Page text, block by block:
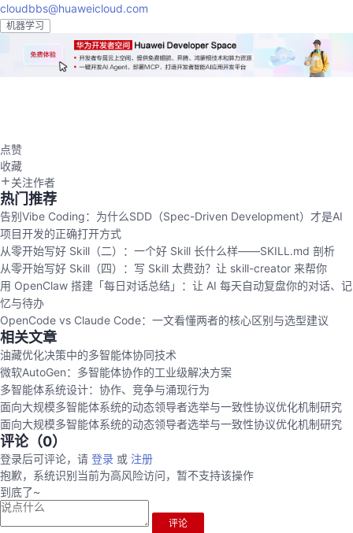
cloudbbs@huaweicloud.com
机器学习
点赞
收藏
关注作者
热门推荐
告别Vibe Coding：为什么SDD（Spec-Driven Development）才是AI
项目开发的正确打开方式
从零开始写好 Skill（二）：一个好 Skill 长什么样——SKILL.md 剖析
从零开始写好 Skill（四）：写 Skill 太费劲？让 skill-creator 来帮你
用 OpenClaw 搭建「每日对话总结」：让 AI 每天自动复盘你的对话、记
忆与待办
OpenCode vs Claude Code：一文看懂两者的核心区别与选型建议
相关文章
油藏优化决策中的多智能体协同技术
微软AutoGen：多智能体协作的工业级解决方案
多智能体系统设计：协作、竞争与涌现行为
面向大规模多智能体系统的动态领导者选举与一致性协议优化机制研究
面向大规模多智能体系统的动态领导者选举与一致性协议优化机制研究
评论（0）
登录后可评论，请 登录 或 注册
抱歉，系统识别当前为高风险访问，暂不支持该操作
到底了~
评论